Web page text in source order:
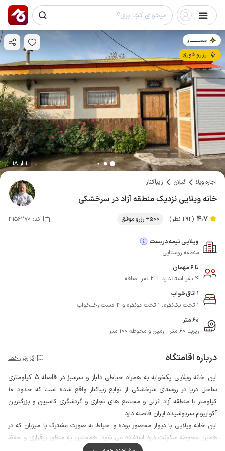
مـمـتــــــاز
رزرو فوری
1 از 18
اجاره ویلا گیلان زیباکنار
خانه ویلایی نزدیک منطقه آزاد در سرخشکی
4.7 (292 نظر) 500+ رزرو موفق کد: 3156270
ویلایی نیمه دربست
منطقه روستایی
تا 6 مهمان
4 نفر استاندارد + 2 نفر اضافه
1 اتاق‌خواب
1 تخت یک‌نفره، 1 تخت دونفره و 3 دست رختخواب
60 متر
زیربنا 60 متر - زمین و محوطه 100 متر
درباره اقامتگاه گزارش خطا
این خانه ویلایی یکخوابه به همراه حیاطی دلباز و سرسبز در فاصله 5 کیلومتری
ساحل دریا در روستای سرخشکی از توابع زیباکنار واقع شده است که حدود 10
کیلومتر با منطقه آزاد انزلی و مجتمع های تجاری و گردشگری کاسپین و بزرگترین
آکواریوم سرپوشیده ایران فاصله دارد.
این خانه ویلایی با دیوار محصور بوده و حیاط به صورت مشترک با میزبان که در
همین محوطه سکونت دارد استفاده می شود، همچنین به منظور برقراری و حفظ